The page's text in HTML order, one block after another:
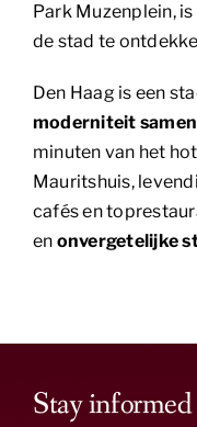
Park Muzenplein,
de stad te
Den Haag is een
moderniteit
minuten van het
Mauritshuis,
cafés en
en onvergetelijke
Stay informed